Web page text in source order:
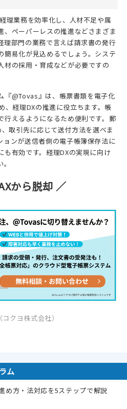
理業務を効率化し、人材不足や属
、ペーパーレスの推進などさまざま
理部門の業務で言えば請求書の発行
簡易化が見込めるでしょう。システ
材の採用・育成などが必要ですの
『@Tovas』は、帳票書類を電子化
、経理DXの推進に役立ちます。帳
行えるようになるため便利です。郵
取引先に応じて送付方法を選べま
ョンが送信者側の電子帳簿保存法に
有効です。経理DXの実現に向け
から脱却 ／
クヨ株式会社）
ム
め方・法対応を5ステップで解説